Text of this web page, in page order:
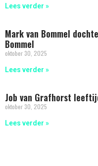
Lees verder »
Mark van Bommel
Bommel
oktober 30, 2025
Lees verder »
Job van Grafhorst
oktober 30, 2025
Lees verder »